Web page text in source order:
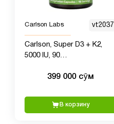
Carlson Labs vt2037
Carlson, Super D3 + K2,
5000 IU, 90
399 000 сӯм
В корзину